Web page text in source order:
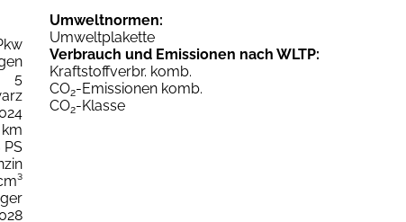
5
PS
Umweltnormen:
Umweltplakette
Verbrauch und Emissionen nach WLTP:
Kraftstoffverbr. komb.
CO2-Emissionen komb.
CO2-Klasse